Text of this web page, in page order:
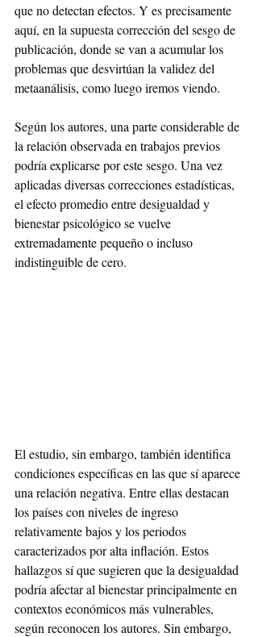
que no detectan efectos. Y es precisamente
aquí, en la supuesta corrección del sesgo de
publicación, donde se van a acumular los
problemas que desvirtúan la validez del
metaanálisis, como luego iremos viendo.
Según los autores, una parte considerable de
la relación observada en trabajos previos
podría explicarse por este sesgo. Una vez
aplicadas diversas correcciones estadísticas,
el efecto promedio entre desigualdad y
bienestar psicológico se vuelve
extremadamente pequeño o incluso
indistinguible de cero.
El estudio, sin embargo, también identifica
condiciones específicas en las que sí aparece
una relación negativa. Entre ellas destacan
los países con niveles de ingreso
relativamente bajos y los periodos
caracterizados por alta inflación. Estos
hallazgos sí que sugieren que la desigualdad
podría afectar al bienestar principalmente en
contextos económicos más vulnerables,
según reconocen los autores. Sin embargo,